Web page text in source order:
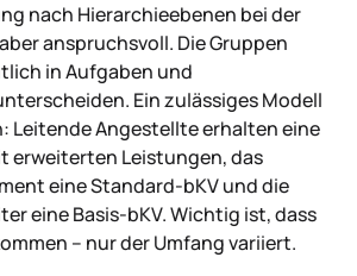
nach Hierarchieebenen bei der
anspruchsvoll. Die Gruppen
in Aufgaben und
Ein zulässiges Modell
Leitende Angestellte erhalten eine
erweiterten Leistungen, das
eine Standard-bKV und die
eine Basis-bKV. Wichtig ist, dass
– nur der Umfang variiert.